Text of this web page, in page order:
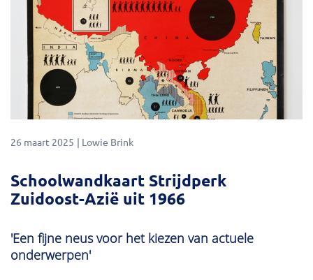
26 maart 2025 Lowie Brink
Schoolwandkaart Strijdperk
Zuidoost-Azië uit 1966
'Een fijne neus voor het kiezen van actuele
onderwerpen'